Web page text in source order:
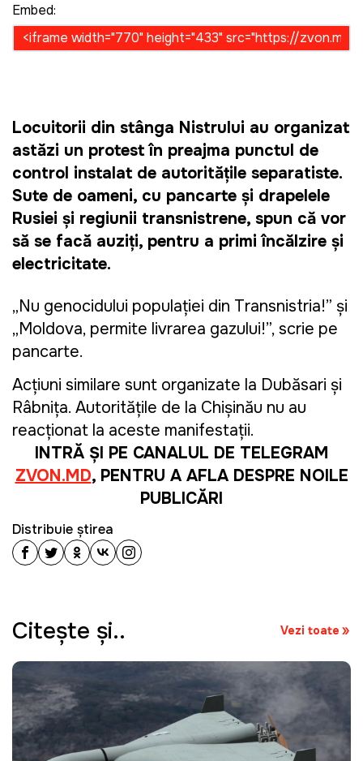
Embed:
Locuitorii din stânga Nistrului au organizat
astăzi un protest în preajma punctul de
control instalat de autoritățile separatiste.
Sute de oameni, cu pancarte și drapelele
Rusiei și regiunii transnistrene, spun că vor
să se facă auziți, pentru a primi încălzire și
electricitate.
„Nu genocidului populației din Transnistria!” și
„Moldova, permite livrarea gazului!”, scrie pe
pancarte.
Acțiuni similare sunt organizate la Dubăsari și
Râbnița. Autoritățile de la Chișinău nu au
reacționat la aceste manifestații.
INTRĂ ȘI PE CANALUL DE TELEGRAM
ZVON.MD, PENTRU A AFLA DESPRE NOILE
PUBLICĂRI
Distribuie știrea
Citeşte şi.. Vezi toate